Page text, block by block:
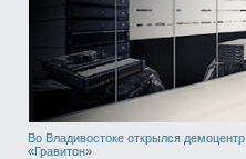
Во Владивостоке открылся демоцентр
«Гравитон»